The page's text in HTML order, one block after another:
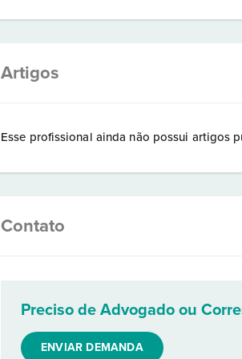
Artigos
Esse profissional ainda não possui artigos
Contato
Preciso de Advogado ou
ENVIAR DEMANDA